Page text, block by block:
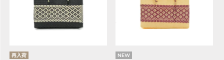
再入荷 NEW